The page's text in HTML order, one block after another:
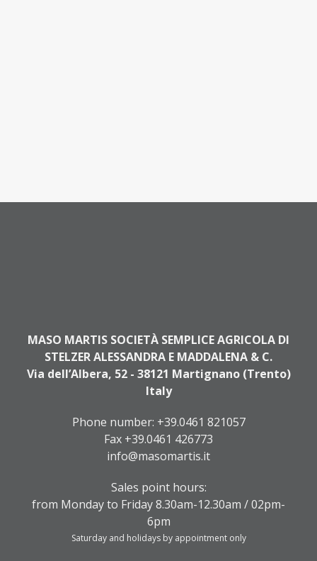
MASO MARTIS SOCIETÀ SEMPLICE AGRICOLA DI
STELZER ALESSANDRA E MADDALENA & C.
Via dell’Albera, 52 - 38121 Martignano (Trento)
Italy
Phone number: +39.0461 821057
Fax +39.0461 426773
info@masomartis.it
Sales point hours:
from Monday to Friday 8.30am-12.30am / 02pm-
6pm
Saturday and holidays by appointment only